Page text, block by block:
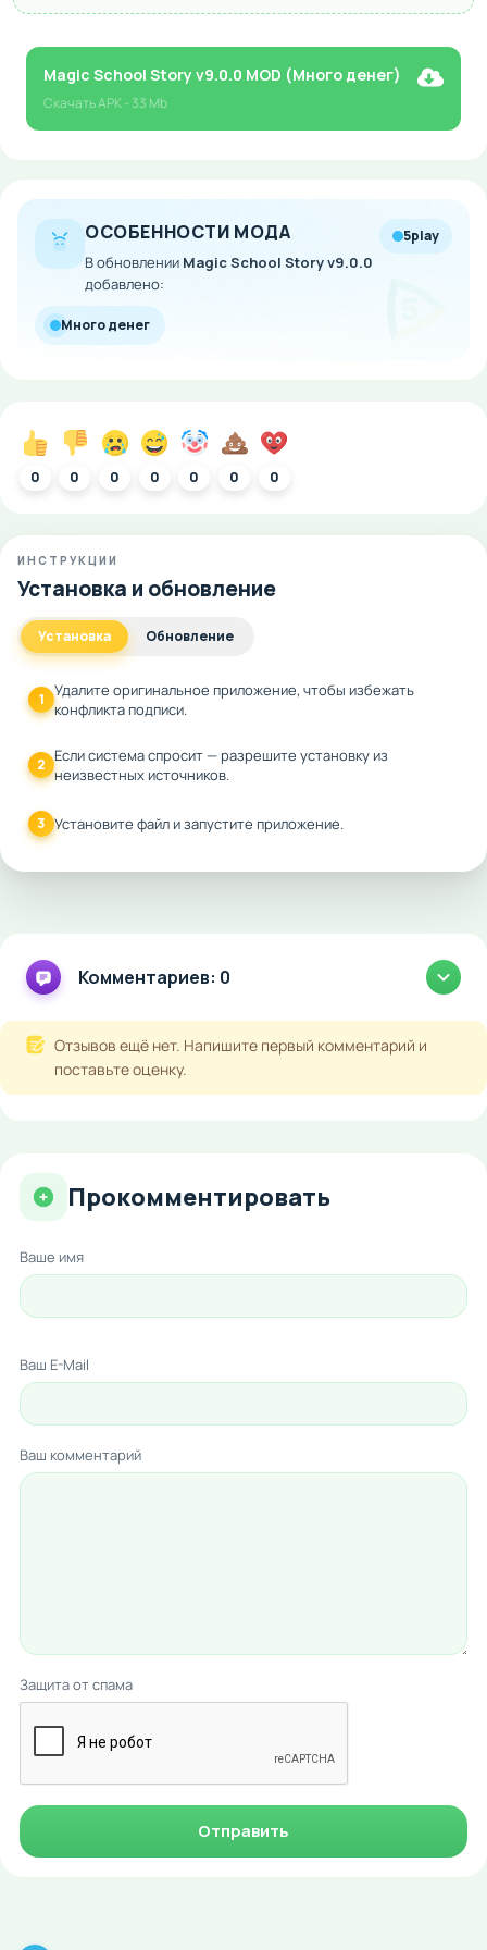
Magic School Story v9.0.0 MOD (Много денег)
СкачатьAPK- 33 Mb
ОСОБЕННОСТИ МОДА
В обновлении Magic School Story v9.0.0
добавлено:
5play
Много денег
0 0 0 0 0 0 0
ИНСТРУКЦИИ
Установка и обновление
Установка Обновление
1 Удалите оригинальное приложение, чтобы избежать
конфликта подписи.
2 Если система спросит — разрешите установку из
неизвестных источников.
3 Установите файл и запустите приложение.
Комментариев: 0
Отзывов ещё нет. Напишите первый комментарий и
поставьте оценку.
Прокомментировать
Ваше имя
Ваш E-Mail
Ваш комментарий
Защита от спама
Отправить